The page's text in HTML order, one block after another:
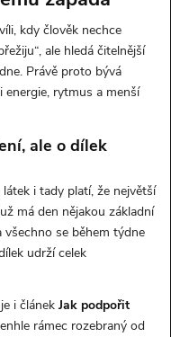
kdy člověk nechce
ale hledá čitelnější
Právě proto bývá
energie, rytmus a menší
ale o dílek
i tady platí, že největší
má den nějakou základní
se během týdne
udrží celek
i článek Jak podpořit
rámec rozebraný od